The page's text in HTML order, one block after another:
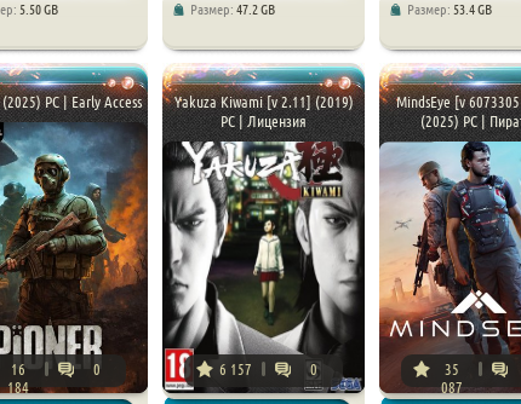
5.50 GB Размер: 47.2 GB Размер: 53.4 GB
PC | Early Access
16
184
0
Yakuza Kiwami [v 2.11] (2019)
PC | Лицензия
6 157 0
MindsEye [v 6073305
(2025) PC |
35
087